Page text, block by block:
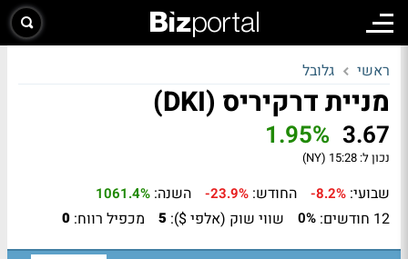
ראשי גלובל
מניית דרקיריס (DKI)
3.67
1.95%
נכון ל: 15:28 (NY)
שבועי: -8.2% החודש: -23.9% השנה: 1061.4%
12 חודשים: 0% שווי שוק (אלפי $): 5 מכפיל רווח: 0